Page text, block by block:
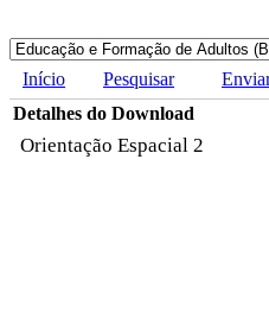
Início Pesquisar
Detalhes do Download
Orientação Espacial 2